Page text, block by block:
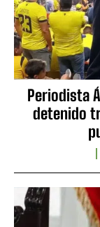
Periodista
detenido